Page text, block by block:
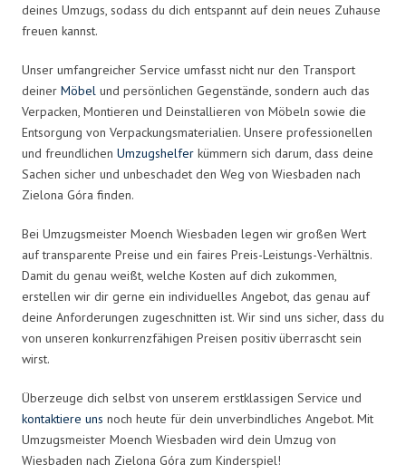
deines Umzugs, sodass du dich entspannt auf dein neues Zuhause
freuen kannst.
Unser umfangreicher Service umfasst nicht nur den Transport
deiner Möbel und persönlichen Gegenstände, sondern auch das
Verpacken, Montieren und Deinstallieren von Möbeln sowie die
Entsorgung von Verpackungsmaterialien. Unsere professionellen
und freundlichen Umzugshelfer kümmern sich darum, dass deine
Sachen sicher und unbeschadet den Weg von Wiesbaden nach
Zielona Góra finden.
Bei Umzugsmeister Moench Wiesbaden legen wir großen Wert
auf transparente Preise und ein faires Preis-Leistungs-Verhältnis.
Damit du genau weißt, welche Kosten auf dich zukommen,
erstellen wir dir gerne ein individuelles Angebot, das genau auf
deine Anforderungen zugeschnitten ist. Wir sind uns sicher, dass du
von unseren konkurrenzfähigen Preisen positiv überrascht sein
wirst.
Überzeuge dich selbst von unserem erstklassigen Service und
kontaktiere uns noch heute für dein unverbindliches Angebot. Mit
Umzugsmeister Moench Wiesbaden wird dein Umzug von
Wiesbaden nach Zielona Góra zum Kinderspiel!